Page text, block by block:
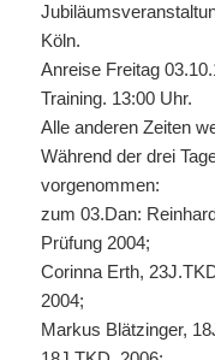
Köln.
Anreise Freitag
Training. 13:00 Uhr.
Alle anderen Zeiten
Während der drei
vorgenommen:
zum 03.Dan:
Prüfung 2004;
Corinna Erth,
2004;
Markus Blätzinger,